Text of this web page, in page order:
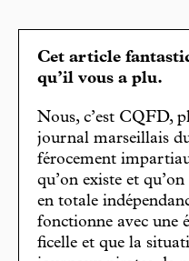
Cet article
qu’il vous a plu.
Nous, c’est CQFD,
journal marseillais
férocement
qu’on existe et
en totale
fonctionne avec une
ficelle et que la